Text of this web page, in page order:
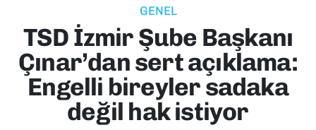
GENEL
TSD İzmir Şube Başkanı
Çınar’dan sert açıklama:
Engelli bireyler sadaka
değil hak istiyor
EKONOMİ
KÜLTÜR SANAT
MAGAZİN
Süper Lig Puan Durumu ve Fikstür
Tüm Manşetler
Son Dakika Haberleri
Haber Arşivi